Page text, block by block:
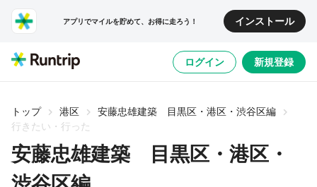
アプリでマイルを貯めて、お得に走ろう！ インストール
ログイン 新規登録
トップ 港区
安藤忠雄建築 目黒区・港区・渋谷区編
行きたい・行った
安藤忠雄建築 目黒区・港区・